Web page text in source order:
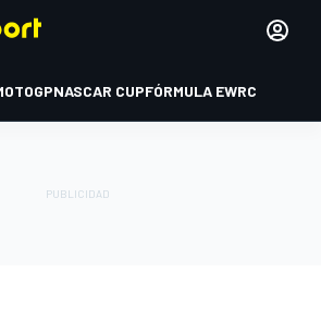
NASCAR CUPFÓRMULA EWRC